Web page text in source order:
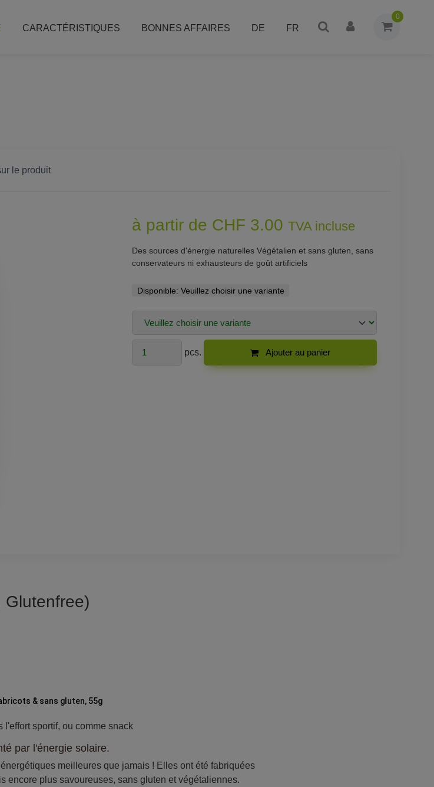
0
CARACTÉRISTIQUES BONNES AFFAIRES DE FR
le produit
à partir de CHF 3.00 TVA incluse
Des sources d'énergie naturelles Végétalien et sans gluten, sans
conservateurs ni exhausteurs de goût artificiels
Disponible: Veuillez choisir une variante
pcs. Ajouter au panier
Glutenfree)
& sans gluten, 55g
l'effort sportif, ou comme snack
par l'énergie solaire.
meilleures que jamais ! Elles ont été fabriquées
encore plus savoureuses, sans gluten et végétaliennes.